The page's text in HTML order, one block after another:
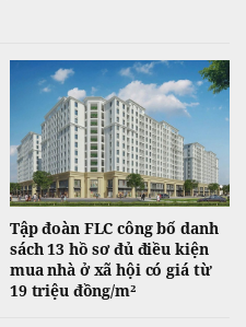
Tập đoàn FLC công bố danh
sách 13 hồ sơ đủ điều kiện
mua nhà ở xã hội có giá từ
19 triệu đồng/m²